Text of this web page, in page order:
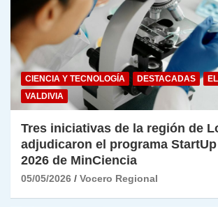
CIENCIA Y TECNOLOGÍA DESTACADAS
VALDIVIA
Tres iniciativas de la región de
adjudicaron el programa
2026 de MinCiencia
05/05/2026 Vocero Regional